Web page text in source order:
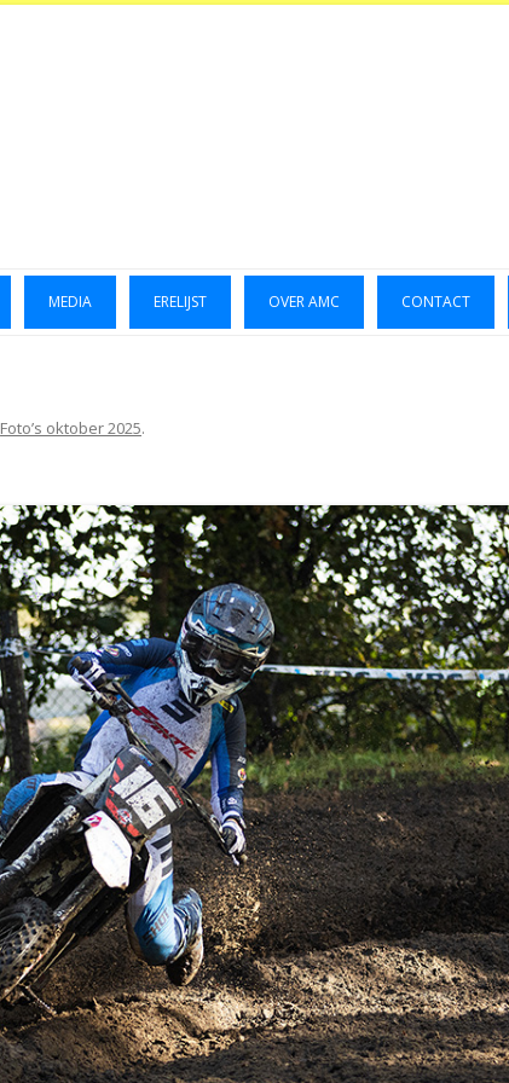
MEDIA
FOTO’S OKTOBER 2023
FOTO’S SEPTEMBER 2024
FOTO’S MAART 2025
FOTO’S OKTOBER 2025
ERELIJST OVER AMC CONTACT
Foto’s oktober 2025.